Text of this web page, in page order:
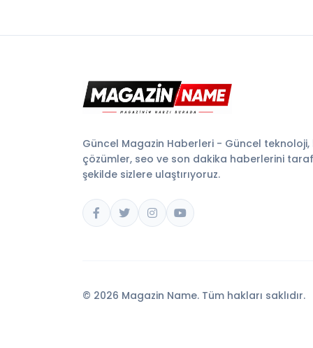
Güncel Magazin Haberleri - Güncel teknoloji,
çözümler, seo ve son dakika haberlerini
şekilde sizlere ulaştırıyoruz.
© 2026 Magazin Name. Tüm hakları saklıdır.